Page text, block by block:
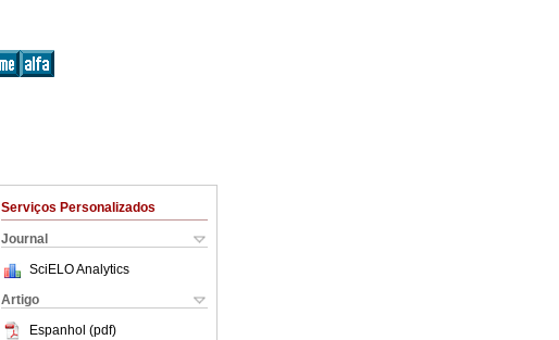
Serviços Personalizados
Journal
SciELO Analytics
Artigo
Espanhol (pdf)